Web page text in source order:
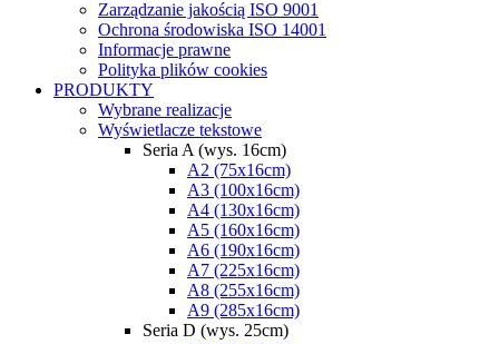
Zarządzanie jakością ISO 9001
Ochrona środowiska ISO 14001
Informacje prawne
Polityka plików cookies
PRODUKTY
Wybrane realizacje
Wyświetlacze tekstowe
Seria A (wys. 16cm)
A2 (75x16cm)
A3 (100x16cm)
A4 (130x16cm)
A5 (160x16cm)
A6 (190x16cm)
A7 (225x16cm)
A8 (255x16cm)
A9 (285x16cm)
Seria D (wys. 25cm)